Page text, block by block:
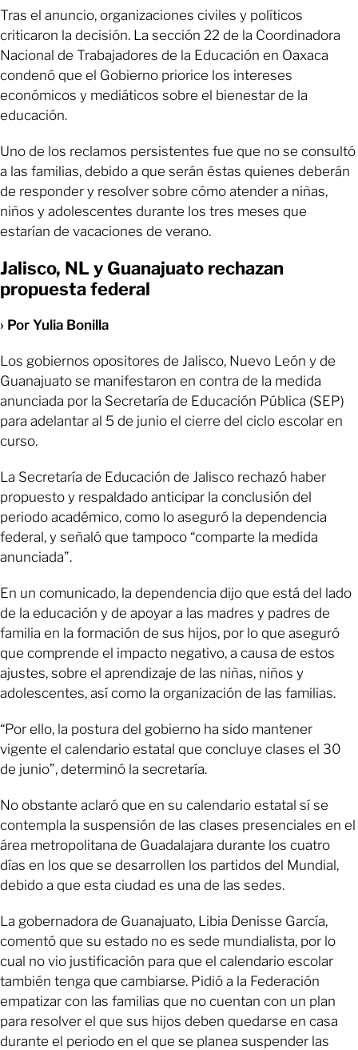
Tras el anuncio, organizaciones civiles y políticos
criticaron la decisión. La sección 22 de la Coordinadora
Nacional de Trabajadores de la Educación en Oaxaca
condenó que el Gobierno priorice los intereses
económicos y mediáticos sobre el bienestar de la
educación.
Uno de los reclamos persistentes fue que no se consultó
a las familias, debido a que serán éstas quienes deberán
de responder y resolver sobre cómo atender a niñas,
niños y adolescentes durante los tres meses que
estarían de vacaciones de verano.
Jalisco, NL y Guanajuato rechazan
propuesta federal
› Por Yulia Bonilla
Los gobiernos opositores de Jalisco, Nuevo León y de
Guanajuato se manifestaron en contra de la medida
anunciada por la Secretaría de Educación Pública (SEP)
para adelantar al 5 de junio el cierre del ciclo escolar en
curso.
La Secretaría de Educación de Jalisco rechazó haber
propuesto y respaldado anticipar la conclusión del
periodo académico, como lo aseguró la dependencia
federal, y señaló que tampoco “comparte la medida
anunciada”.
En un comunicado, la dependencia dijo que está del lado
de la educación y de apoyar a las madres y padres de
familia en la formación de sus hijos, por lo que aseguró
que comprende el impacto negativo, a causa de estos
ajustes, sobre el aprendizaje de las niñas, niños y
adolescentes, así como la organización de las familias.
“Por ello, la postura del gobierno ha sido mantener
vigente el calendario estatal que concluye clases el 30
de junio”, determinó la secretaría.
No obstante aclaró que en su calendario estatal sí se
contempla la suspensión de las clases presenciales en el
área metropolitana de Guadalajara durante los cuatro
días en los que se desarrollen los partidos del Mundial,
debido a que esta ciudad es una de las sedes.
La gobernadora de Guanajuato, Libia Denisse García,
comentó que su estado no es sede mundialista, por lo
cual no vio justificación para que el calendario escolar
también tenga que cambiarse. Pidió a la Federación
empatizar con las familias que no cuentan con un plan
para resolver el que sus hijos deben quedarse en casa
durante el periodo en el que se planea suspender las